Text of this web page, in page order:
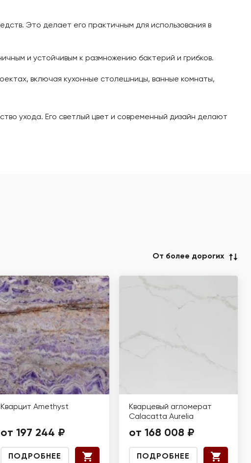
Это делает его практичным для использования в
и устойчивым к размножению бактерий и грибков.
включая кухонные столешницы, ванные комнаты,
ухода. Его светлый цвет и современный дизайн делают
От более дорогих
Кварцит Amethyst
от 197 244 ₽
ПОДРОБНЕЕ
Кварцевый агломерат
Calacatta Aurelia
от 168 008 ₽
ПОДРОБНЕЕ